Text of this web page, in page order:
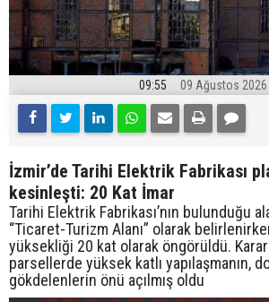
09:55 09 Ağustos 2026
İzmir’de Tarihi Elektrik Fabrikası
kesinleşti: 20 Kat İmar
Tarihi Elektrik Fabrikası’nın bulunduğu
“Ticaret-Turizm Alanı” olarak
yüksekliği 20 kat olarak öngörüldü.
parsellerde yüksek katlı yapılaşmanın,
gökdelenlerin önü açılmış oldu